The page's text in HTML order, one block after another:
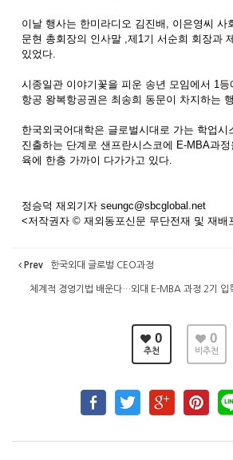
이날 행사는 한미라디오 김진배, 이은영씨 사
문현 총회장의 인사말 ,제1기 서순희 회장과
있었다.
시종일관 이야기꽃을 피운 송년 모임에서 1
항공 왕복항공권은 최송희 동문이 차지하는
한국외국어대학은 글로벌시대로 가는 학업시
진출하는 단계로 샌프란시스코에 E-MBA과
육에 한층 가까이 다가가고 있다.
정승덕 재외기자 seungc@sbcglobal.net
<저작권자 © 재외동포신문 무단전재 및 재배
Prev 한국외대 글로벌 CEO과정
체계적 경영기법 배운다…외대 E-MBA 과정 2기 입
0
추천
0
비추천